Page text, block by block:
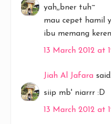
yah,,bner tuh~
mau cepet hamil
ibu memang
13 March 2012 at
Jiah Al Jafara
siip mb' niarrr :D
13 March 2012 at